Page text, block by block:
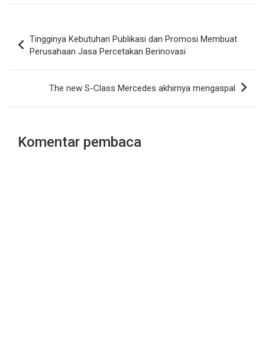
pos
Tingginya Kebutuhan Publikasi dan Promosi Membuat
Perusahaan Jasa Percetakan Berinovasi
The new S-Class Mercedes akhirnya mengaspal
Komentar pembaca